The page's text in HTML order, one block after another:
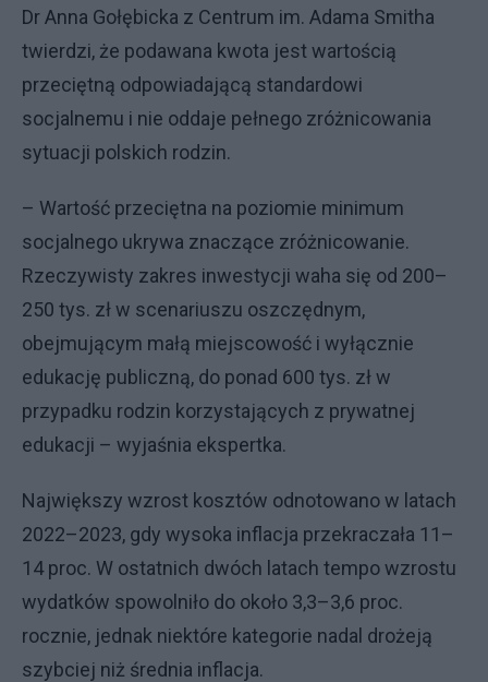
Dr Anna Gołębicka z Centrum im. Adama Smitha
twierdzi, że podawana kwota jest wartością
przeciętną odpowiadającą standardowi
socjalnemu i nie oddaje pełnego zróżnicowania
sytuacji polskich rodzin.
– Wartość przeciętna na poziomie minimum
socjalnego ukrywa znaczące zróżnicowanie.
Rzeczywisty zakres inwestycji waha się od 200–
250 tys. zł w scenariuszu oszczędnym,
obejmującym małą miejscowość i wyłącznie
edukację publiczną, do ponad 600 tys. zł w
przypadku rodzin korzystających z prywatnej
edukacji – wyjaśnia ekspertka.
Największy wzrost kosztów odnotowano w latach
2022–2023, gdy wysoka inflacja przekraczała 11–
14 proc. W ostatnich dwóch latach tempo wzrostu
wydatków spowolniło do około 3,3–3,6 proc.
rocznie, jednak niektóre kategorie nadal drożeją
szybciej niż średnia inflacja.